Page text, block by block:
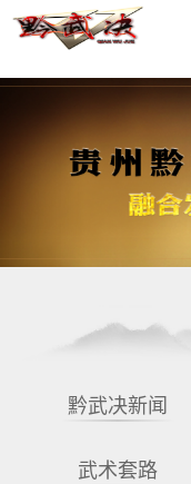
黔武决新闻
武术套路